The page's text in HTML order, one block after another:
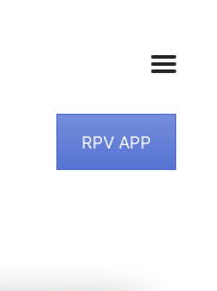
RPV APP